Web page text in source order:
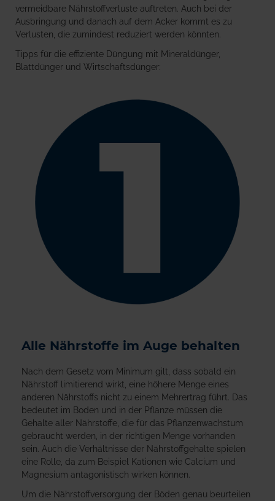
vermeidbare Nährstoffverluste auftreten. Auch bei der
Ausbringung und danach auf dem Acker kommt es zu
Verlusten, die zumindest reduziert werden könnten.
Tipps für die effiziente Düngung mit Mineraldünger,
Blattdünger und Wirtschaftsdünger:
Alle Nährstoffe im Auge behalten
Nach dem Gesetz vom Minimum gilt, dass sobald ein
Nährstoff limitierend wirkt, eine höhere Menge eines
anderen Nährstoffs nicht zu einem Mehrertrag führt. Das
bedeutet im Boden und in der Pflanze müssen die
Gehalte aller Nährstoffe, die für das Pflanzenwachstum
gebraucht werden, in der richtigen Menge vorhanden
sein. Auch die Verhältnisse der Nährstoffgehalte spielen
eine Rolle, da zum Beispiel Kationen wie Calcium und
Magnesium antagonistisch wirken können.
Um die Nährstoffversorgung der Böden genau beurteilen